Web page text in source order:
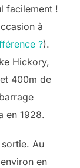
facilement !
à
?).
Hickory,
400m de
en 1928.
sortie. Au
en